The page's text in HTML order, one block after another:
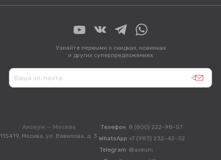
Узнайте первыми о скидках, новинках
и других суперпредложениях
Аксеум — Москва
115419, Москва, ул. Вавилова, д. 3
Телефон 8 (800) 222-98-57
WhatsApp +7 (983) 232-42-32
Telegram @axeum